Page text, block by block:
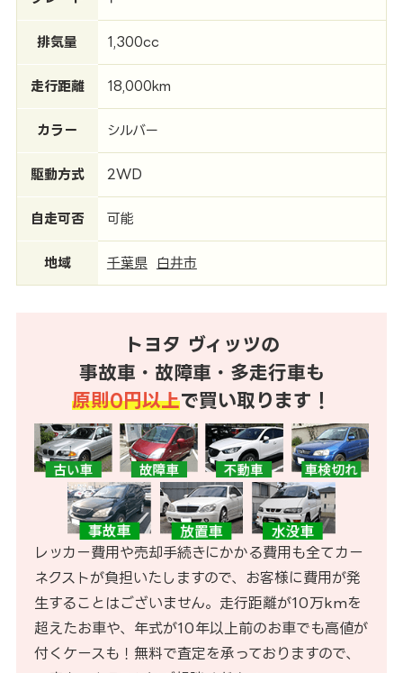
排気量 1,300cc
走行距離 18,000km
カラー シルバー
駆動方式 2WD
自走可否 可能
地域 千葉県 白井市
トヨタ ヴィッツの
事故車・故障車・多走行車も
原則0円以上で買い取ります！
レッカー費用や売却手続きにかかる費用も全てカー
ネクストが負担いたしますので、お客様に費用が発
生することはございません。走行距離が10万kmを
超えたお車や、年式が10年以上前のお車でも高値が
付くケースも！無料で査定を承っておりますので、